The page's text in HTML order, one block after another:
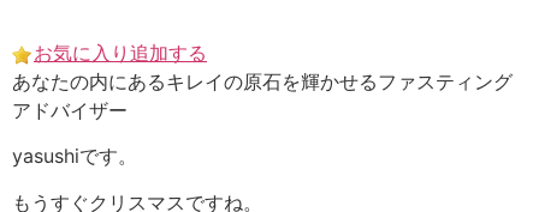
content
お気に入り追加する
あなたの内にあるキレイの原石を輝かせるファスティング
アドバイザー
yasushiです。
もうすぐクリスマスですね。